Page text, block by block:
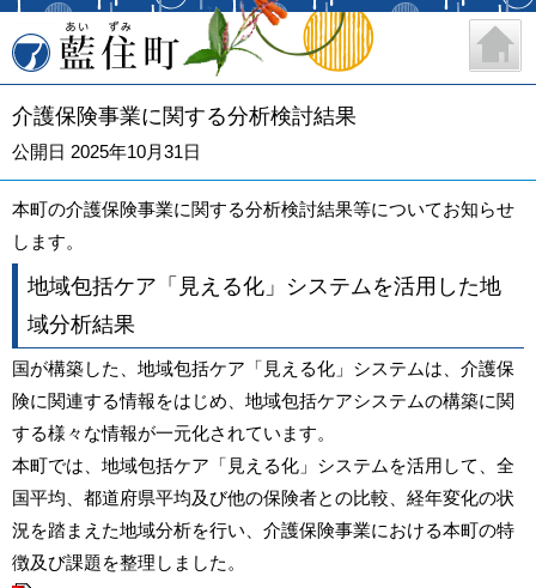
藍住町
介護保険事業に関する分析検討結果
公開日 2025年10月31日
本町の介護保険事業に関する分析検討結果等についてお知らせ
します。
地域包括ケア「見える化」システムを活用した地
域分析結果
国が構築した、地域包括ケア「見える化」システムは、介護保
険に関連する情報をはじめ、地域包括ケアシステムの構築に関
する様々な情報が一元化されています。
本町では、地域包括ケア「見える化」システムを活用して、全
国平均、都道府県平均及び他の保険者との比較、経年変化の状
況を踏まえた地域分析を行い、介護保険事業における本町の特
徴及び課題を整理しました。